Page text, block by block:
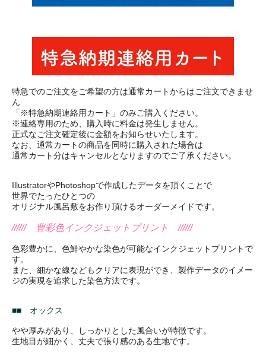
特急でのご注文をご希望の方は通常カートからはご注文できませ
ん
「※特急納期連絡用カート」のみご購入ください。
※連絡専用のため、購入時に料金は発生しません。
正式なご注文確定後に金額をお知らせいたします。
なお、通常カートの商品を同時に購入された場合は
通常カート分はキャンセルとなりますのでご了承ください。
IllustratorやPhotoshopで作成したデータを頂くことで
世界でたったひとつの
オリジナル風呂敷をお作り頂けるオーダーメイドです。
////// 豊彩色インクジェットプリント //////
色彩豊かに、色鮮やかな染色が可能なインクジェットプリントで
す。
また、細かな線などもクリアに表現ができ、製作データのイメー
ジの実現を追求した染色方法です。
■■ オックス
やや厚みがあり、しっかりとした風合いが特徴です。
生地目が細かく、丈夫で張り感のある生地です。